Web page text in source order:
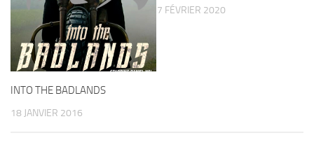
INTO THE BADLANDS
18 JANVIER 2016
7 FÉVRIER 2020